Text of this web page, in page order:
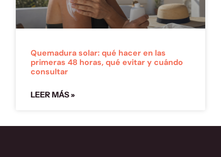
Quemadura solar: qué hacer en las
primeras 48 horas, qué evitar y cuándo
consultar
LEER MÁS »